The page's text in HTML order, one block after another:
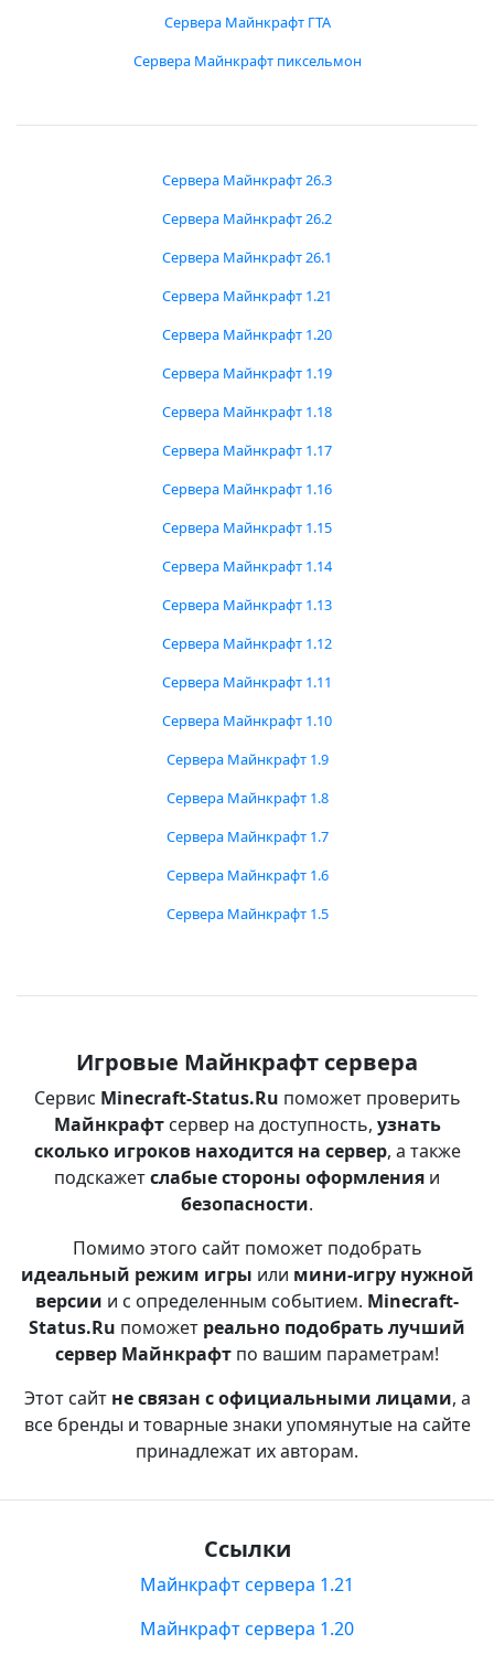
Сервера Майнкрафт ГТА
Сервера Майнкрафт пиксельмон
Сервера Майнкрафт 26.3
Сервера Майнкрафт 26.2
Сервера Майнкрафт 26.1
Сервера Майнкрафт 1.21
Сервера Майнкрафт 1.20
Сервера Майнкрафт 1.19
Сервера Майнкрафт 1.18
Сервера Майнкрафт 1.17
Сервера Майнкрафт 1.16
Сервера Майнкрафт 1.15
Сервера Майнкрафт 1.14
Сервера Майнкрафт 1.13
Сервера Майнкрафт 1.12
Сервера Майнкрафт 1.11
Сервера Майнкрафт 1.10
Сервера Майнкрафт 1.9
Сервера Майнкрафт 1.8
Сервера Майнкрафт 1.7
Сервера Майнкрафт 1.6
Сервера Майнкрафт 1.5
Игровые Майнкрафт сервера
Сервис Minecraft-Status.Ru поможет проверить
Майнкрафтсервер на доступность, узнать
сколько игроков находится на сервер, а также
подскажетслабые стороны оформления и
безопасности.
Помимо этого сайт поможет подобрать
идеальный режим игры или мини-игру нужной
версии и с определенным событием. Minecraft-
Status.Ru поможет реально подобрать лучший
сервер Майнкрафт по вашим параметрам!
Этот сайт не связан с официальными лицами, а
все бренды и товарные знаки упомянутые на сайте
принадлежат их авторам.
Ссылки
Майнкрафт сервера 1.21
Майнкрафт сервера 1.20